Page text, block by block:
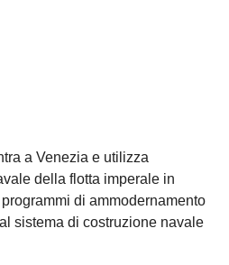
a Venezia e utilizza
della flotta imperale in
di ammodernamento
sistema di costruzione navale